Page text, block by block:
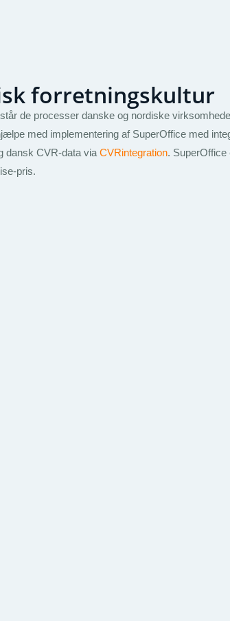
forretningskultur
de processer danske og nordiske
med implementering af SuperOffice med
dansk CVR-data via CVRintegration.
pris.